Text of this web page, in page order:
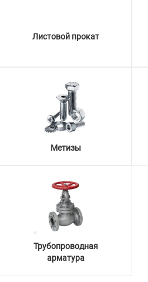
Листовой прокат
Метизы
Трубопроводная
арматура